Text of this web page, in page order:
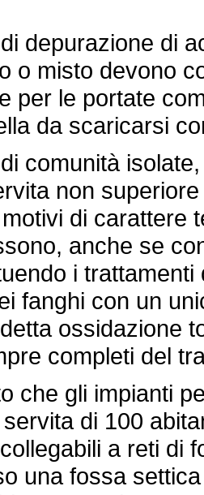
depurazione di
o misto devono
per le portate
da scaricarsi
comunità isolate,
non
di carattere
anche se
i
fanghi con un
ossidazione
completi del
gli impianti
di 100
a reti di
una fossa